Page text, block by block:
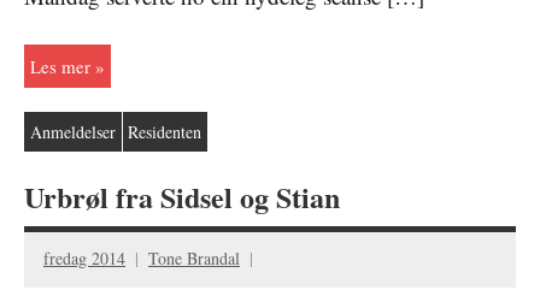
Les mer
Anmeldelser Residenten
Urbrøl fra Sidsel og Stian
fredag 2014 Tone Brandal